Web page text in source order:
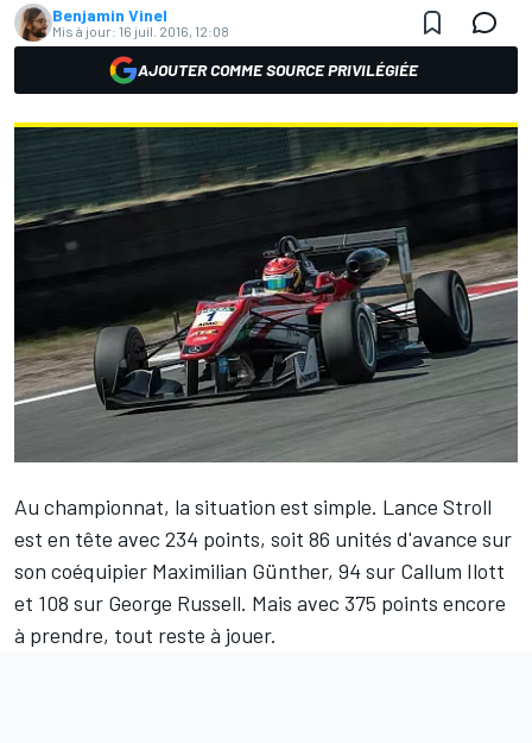
Benjamin Vinel
Mis à jour: 16 juil. 2016, 12:08
AJOUTER COMME SOURCE PRIVILÉGIÉE
Au championnat, la situation est simple. Lance Stroll
est en tête avec 234 points, soit 86 unités d'avance sur
son coéquipier Maximilian Günther, 94 sur Callum Ilott
et 108 sur George Russell. Mais avec 375 points encore
à prendre, tout reste à jouer.